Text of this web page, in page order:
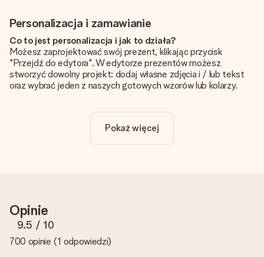
Personalizacja i zamawianie
Co to jest personalizacja i jak to działa?
Możesz zaprojektować swój prezent, klikając przycisk
"Przejdź do edytora". W edytorze prezentów możesz
stworzyć dowolny projekt: dodaj własne zdjęcia i / lub tekst
oraz wybrać jeden z naszych gotowych wzorów lub kolarzy.
Cena podana na stronie internetowej obejmuje personalizację
Twojego prezentu - ilość zdjęć lub tekstów nie wpływa na
wysokiej jakości. Jeśli nie masz pewności co do jakości zdjęcia,
skontaktuj się z naszym działem obsługi klienta i dołącz
zdjęcie wraz z prezentem, który chcesz zamówić. Będą oni
mogli sprawdzić dla Ciebie jakość zdjęcia!
Pokaż więcej
Opinie
9.5 / 10
700 opinie (1 odpowiedzi)